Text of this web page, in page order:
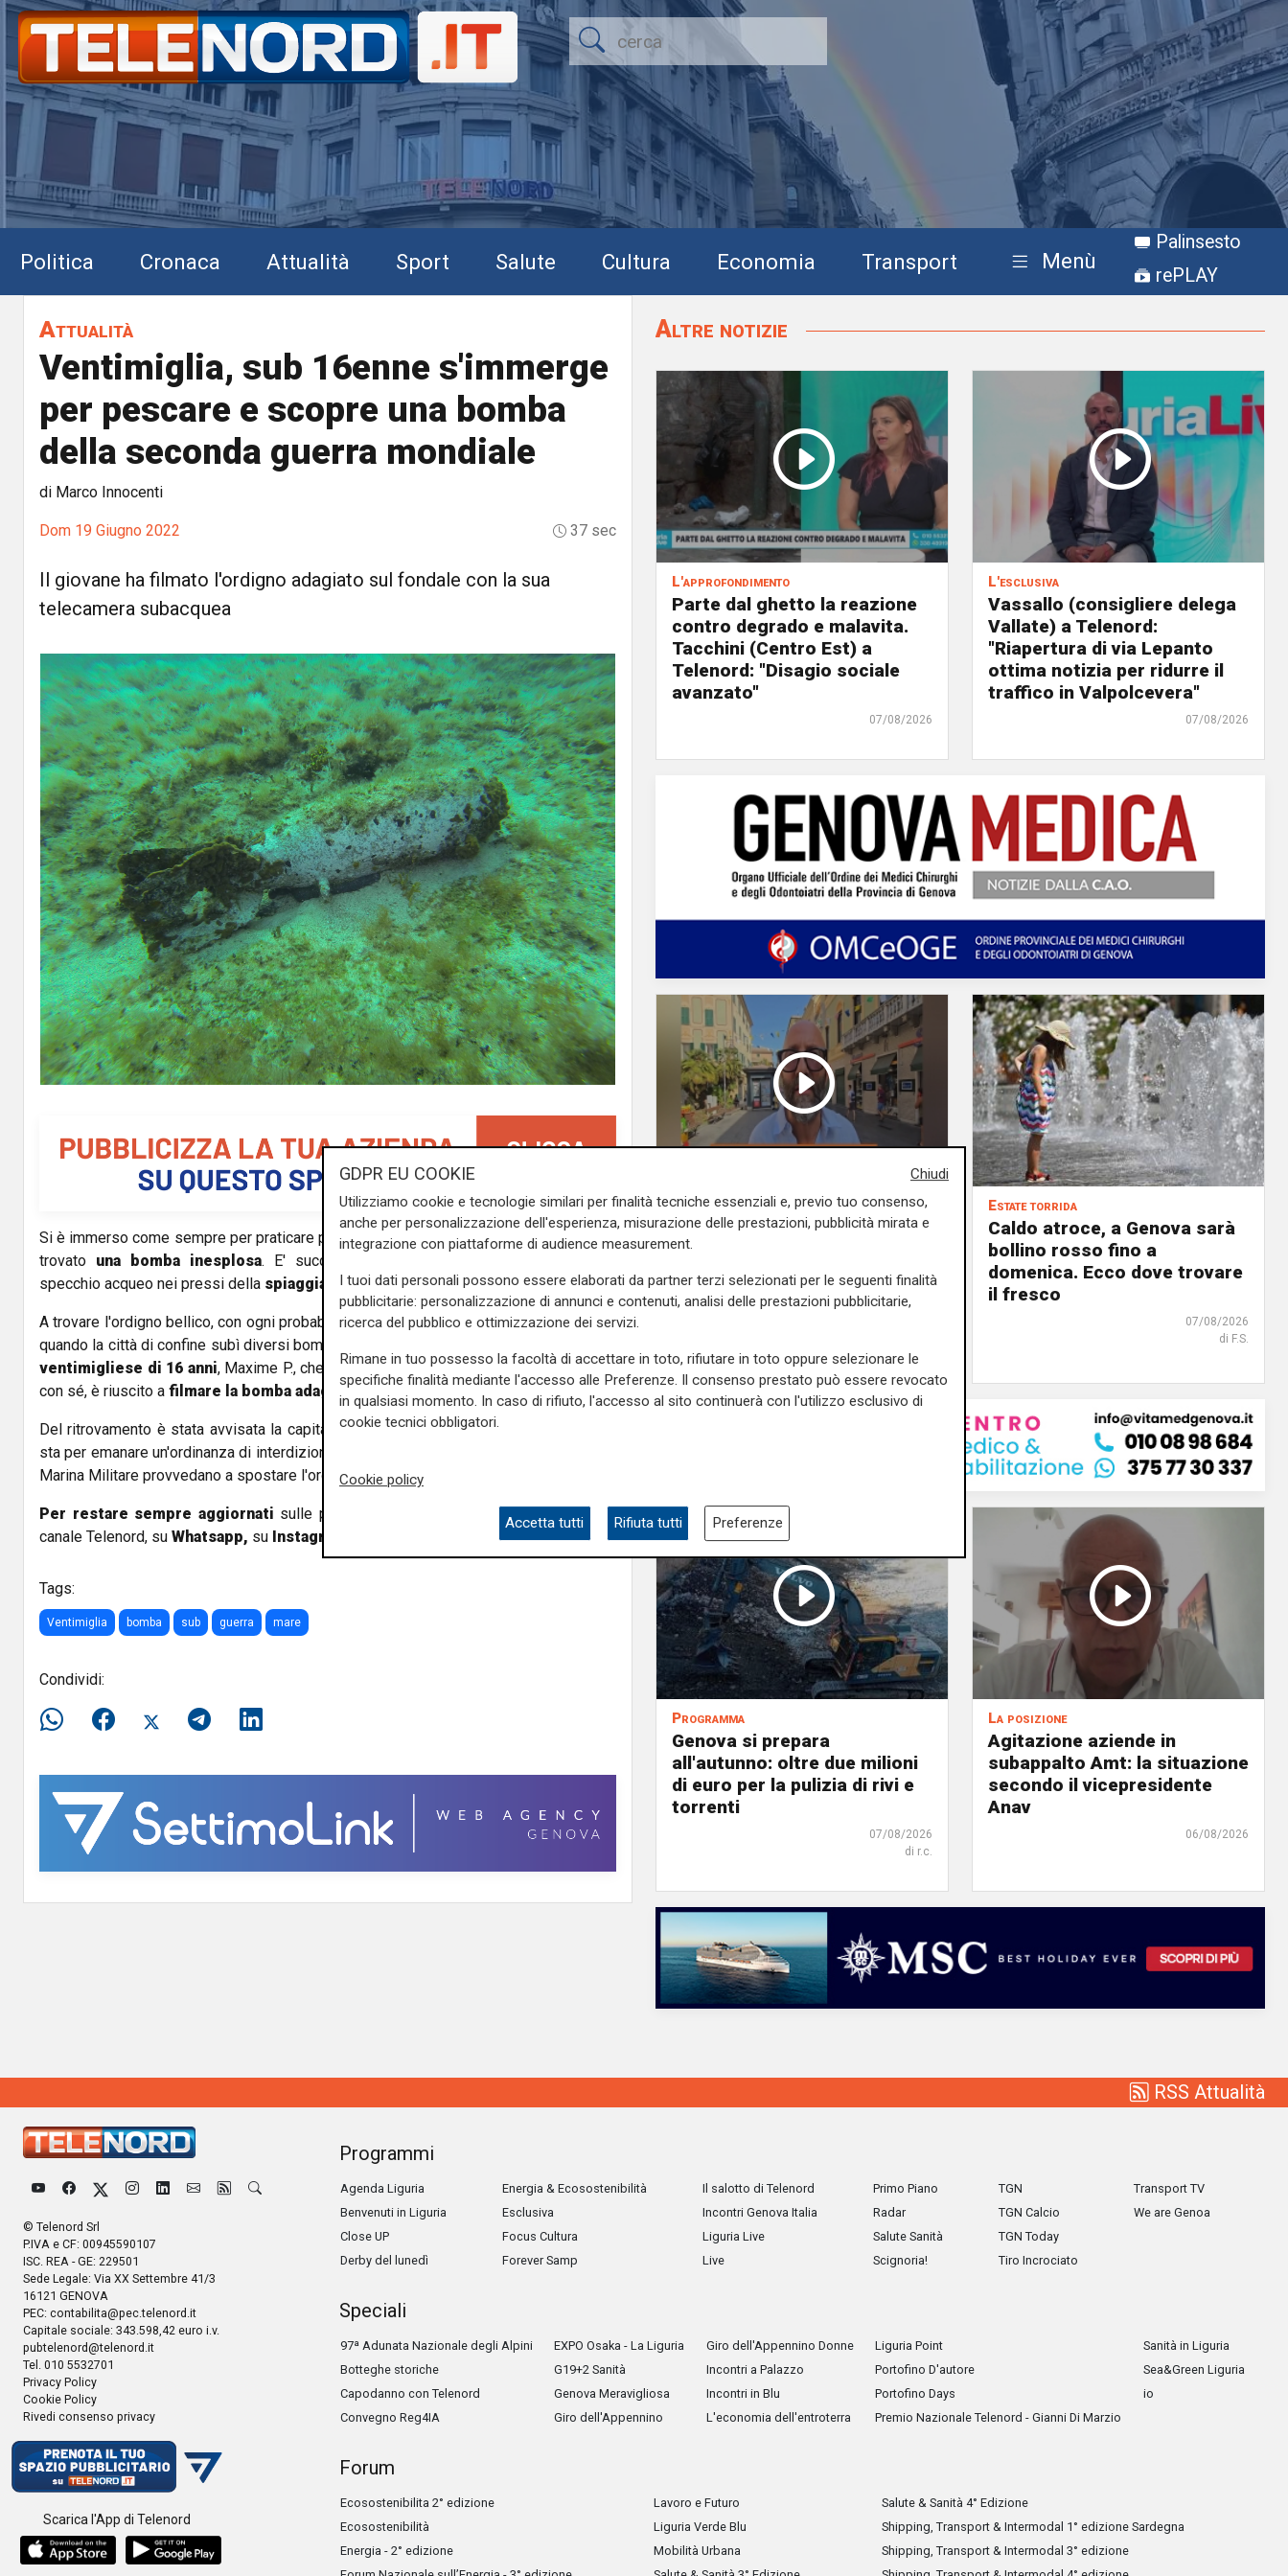
Politica Cronaca Attualità Sport Salute Cultura Economia Transport Menù
Palinsesto
rePLAY
Attualità
Ventimiglia, sub 16enne s'immerge
per pescare e scopre una bomba
della seconda guerra mondiale
di Marco Innocenti
Dom 19 Giugno 2022 37 sec
Il giovane ha filmato l'ordigno adagiato sul fondale con la sua
telecamera subacquea
Si è immerso come sempre per praticare pesca subacquea, ma invece di una preda ha
trovato una bomba inesplosa. E' successo nel tardo pomeriggio di ieri nello
specchio acqueo nei pressi della spiaggia delle Calandre a Ventimiglia.
A trovare l'ordigno bellico, con ogni probabilità risalente alla seconda guerra mondiale,
quando la città di confine subì diversi bombardamenti dalle truppe nemiche, è stato un
ventimigliese di 16 anni, Maxime P., che grazie alla telecamera acquatica che aveva
con sé, è riuscito a filmare la bomba adagiata sul fondale.
Del ritrovamento è stata avvisata la capitaneria di porto che, per motivi di sicurezza,
sta per emanare un'ordinanza di interdizione dell'area in attesa che il nucleo Sdai della
Marina Militare provvedano a spostare l'ordigno.
Per restare sempre aggiornati sulle principali notizie sulla Liguria seguiteci sul
canale Telenord, su Whatsapp, su Instagram Facebook.
Tags:
Ventimiglia bomba sub guerra mare
Condividi:
Altre notizie
L'approfondimento
Parte dal ghetto la reazione
contro degrado e malavita.
Tacchini (Centro Est) a
Telenord: "Disagio sociale
avanzato"
07/08/2026
L'esclusiva
Vassallo (consigliere delega
Vallate) a Telenord:
"Riapertura di via Lepanto
ottima notizia per ridurre il
traffico in Valpolcevera"
07/08/2026
L'intervista
Pres. Ceraudo (Medio
Ponente): "Non
demonizziamo nessuno, ma
tolleranza zero verso chi
porta degrado"
Estate torrida
Caldo atroce, a Genova sarà
bollino rosso fino a
domenica. Ecco dove trovare
il fresco
07/08/2026
di F.S.
Programma
Genova si prepara
all'autunno: oltre due milioni
di euro per la pulizia di rivi e
torrenti
07/08/2026
di r.c.
La posizione
Agitazione aziende in
subappalto Amt: la situazione
secondo il vicepresidente
Anav
06/08/2026
RSS Attualità
© Telenord Srl
P.IVA e CF: 00945590107
ISC. REA - GE: 229501
Sede Legale: Via XX Settembre 41/3
16121 GENOVA
PEC: contabilita@pec.telenord.it
Capitale sociale: 343.598,42 euro i.v.
pubtelenord@telenord.it
Tel. 010 5532701
Privacy Policy
Cookie Policy
Rivedi consenso privacy
Scarica l'App di Telenord
Programmi
Agenda Liguria
Benvenuti in Liguria
Close UP
Derby del lunedì
Energia & Ecosostenibilità
Esclusiva
Focus Cultura
Forever Samp
Il salotto di Telenord
Incontri Genova Italia
Liguria Live
Live
Primo Piano
Radar
Salute Sanità
Scignoria!
TGN
TGN Calcio
TGN Today
Tiro Incrociato
Transport TV
We are Genoa
Speciali
97ª Adunata Nazionale degli Alpini
Botteghe storiche
Capodanno con Telenord
Convegno Reg4IA
EXPO Osaka - La Liguria
G19+2 Sanità
Genova Meravigliosa
Giro dell'Appennino
Giro dell'Appennino Donne
Incontri a Palazzo
Incontri in Blu
L'economia dell'entroterra
Liguria Point
Portofino D'autore
Portofino Days
Premio Nazionale Telenord - Gianni Di Marzio
Sanità in Liguria
Sea&Green Liguria
io
Forum
Ecosostenibilita 2° edizione
Ecosostenibilità
Energia - 2° edizione
Lavoro e Futuro
Liguria Verde Blu
Mobilità Urbana
Salute & Sanità 4° Edizione
Shipping, Transport & Intermodal 1° edizione Sardegna
Shipping, Transport & Intermodal 3° edizione
Chiudi
GDPR EU COOKIE
Utilizziamo cookie e tecnologie similari per finalità tecniche essenziali e, previo tuo consenso,
anche per personalizzazione dell'esperienza, misurazione delle prestazioni, pubblicità mirata e
integrazione con piattaforme di audience measurement.
I tuoi dati personali possono essere elaborati da partner terzi selezionati per le seguenti finalità
pubblicitarie: personalizzazione di annunci e contenuti, analisi delle prestazioni pubblicitarie,
ricerca del pubblico e ottimizzazione dei servizi.
Rimane in tuo possesso la facoltà di accettare in toto, rifiutare in toto oppure selezionare le
specifiche finalità mediante l'accesso alle Preferenze. Il consenso prestato può essere revocato
in qualsiasi momento. In caso di rifiuto, l'accesso al sito continuerà con l'utilizzo esclusivo di
cookie tecnici obbligatori.
Cookie policy
Accetta tutti Rifiuta tutti Preferenze